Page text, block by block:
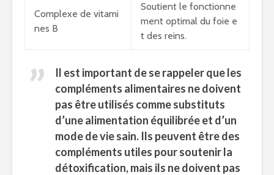
Complexe de vitami
nes B
Soutient le fonctionne
ment optimal du foie e
t des reins.
Il est important de se rappeler que les
compléments alimentaires ne doivent
pas être utilisés comme substituts
d’une alimentation équilibrée et d’un
mode de vie sain. Ils peuvent être des
compléments utiles pour soutenir la
détoxification, mais ils ne doivent pas